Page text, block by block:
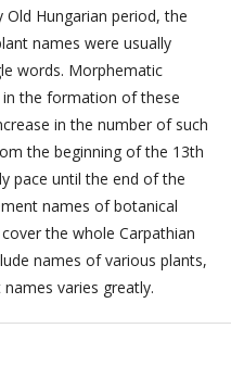
Hungarian period, the
names were usually
words. Morphematic
the formation of these
in the number of such
the beginning of the 13th
pace until the end of the
names of botanical
the whole Carpathian
names of various plants,
varies greatly.